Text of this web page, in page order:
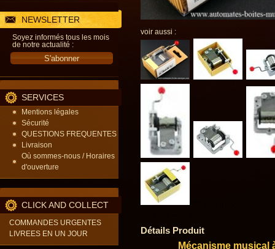
NEWSLETTER
Soyez informés tous les mois
de notre actualité :
SERVICES
Mentions légales
Sécurité
QUESTIONS FREQUENTES
Livraison
Où sommes-nous / Horaires
d'ouverture
CLICK AND COLLECT
COMMANDES URGENTES
LIVREES EN UN JOUR
voir aussi :
Détails Produit
Mécanisme musical